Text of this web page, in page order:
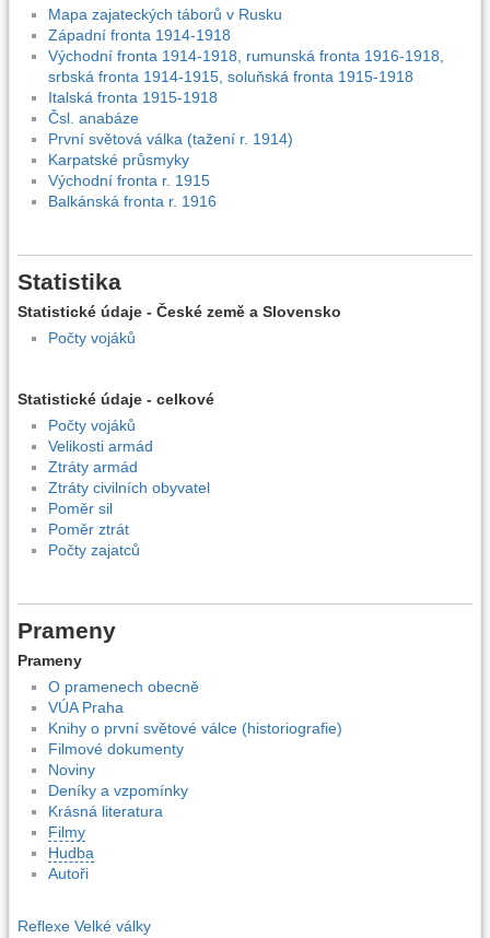
Mapa zajateckých táborů v Rusku
Západní fronta 1914-1918
Východní fronta 1914-1918, rumunská fronta 1916-1918,
srbská fronta 1914-1915, soluňská fronta 1915-1918
Italská fronta 1915-1918
Čsl. anabáze
První světová válka (tažení r. 1914)
Karpatské průsmyky
Východní fronta r. 1915
Balkánská fronta r. 1916
Statistika
Statistické údaje - České země a Slovensko
Počty vojáků
Statistické údaje - celkové
Počty vojáků
Velikosti armád
Ztráty armád
Ztráty civilních obyvatel
Poměr sil
Poměr ztrát
Počty zajatců
Prameny
Prameny
O pramenech obecně
VÚA Praha
Knihy o první světové válce (historiografie)
Filmové dokumenty
Noviny
Deníky a vzpomínky
Krásná literatura
Filmy
Hudba
Autoři
Reflexe Velké války